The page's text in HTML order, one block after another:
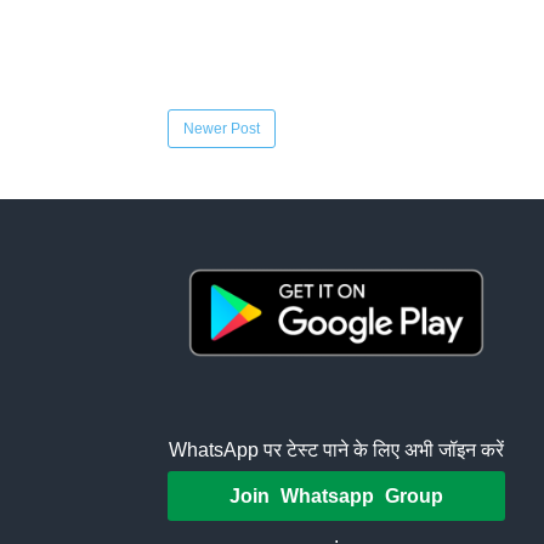
Newer Post
WhatsApp पर टेस्ट पाने के लिए अभी जॉइन करें
Join Whatsapp Group
.